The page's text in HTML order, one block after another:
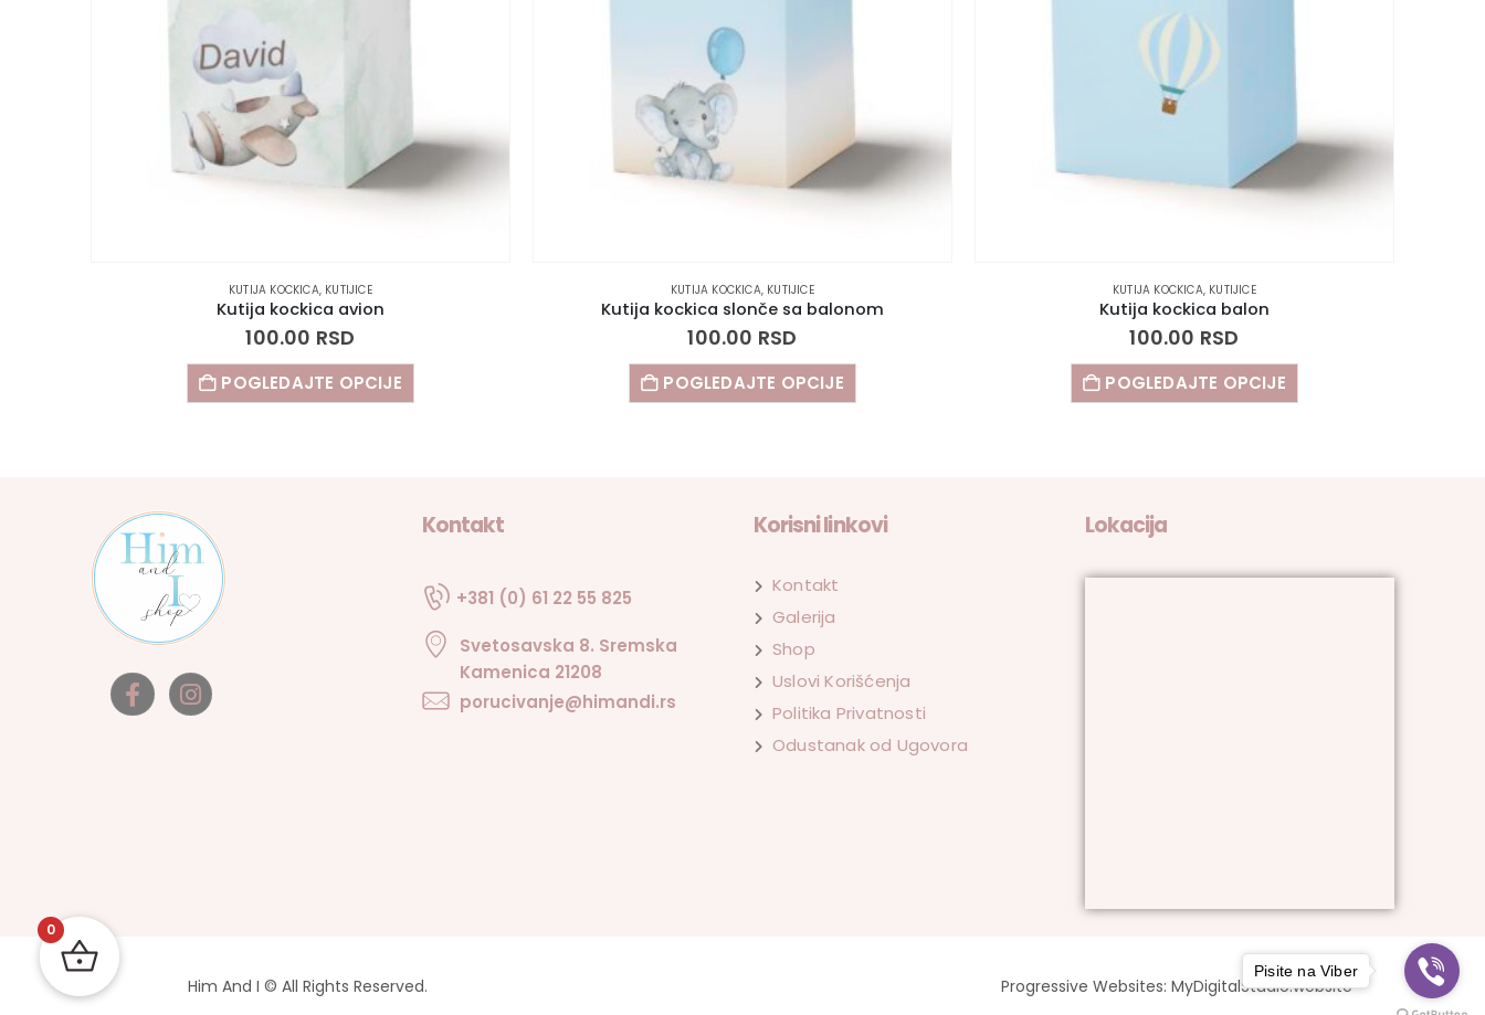
KUTIJA KOCKICA, KUTIJICE
Kutija kockica avion
100.00 RSD
POGLEDAJTE OPCIJE
KUTIJA KOCKICA, KUTIJICE
Kutija kockica slonče sa balonom
100.00 RSD
POGLEDAJTE OPCIJE
KUTIJA KOCKICA, KUTIJICE
Kutija kockica balon
100.00 RSD
POGLEDAJTE OPCIJE
Kontakt
+381 (0) 61 22 55 825
Svetosavska 8. Sremska
Kamenica 21208
porucivanje@himandi.rs
Korisni linkovi
Kontakt
Galerija
Shop
Uslovi Korišćenja
Politika Privatnosti
Odustanak od Ugovora
Lokacija
Him And I © All Rights Reserved. Progressive Websites: MyDigitalStudio.website
0
Pisite na Viber